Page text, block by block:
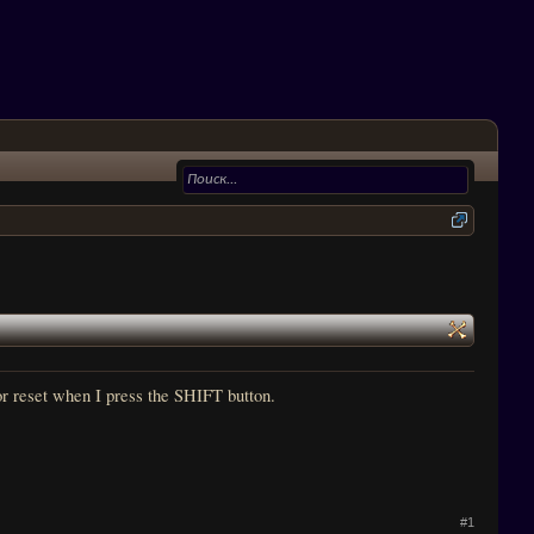
reset when I press the SHIFT button.
#1